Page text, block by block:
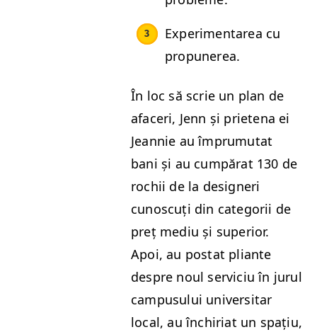
Exper­i­menta­rea cu
propunerea.
În loc să scrie un plan de
afac­eri, Jenn și pri­ete­na ei
Jean­nie au împru­mu­tat
bani și au cumpărat 130 de
rochii de la designeri
cunoscuți din cat­e­gorii de
preț mediu și supe­ri­or.
Apoi, au postat pli­ante
despre noul ser­vi­ciu în jurul
cam­pusu­lui uni­ver­si­tar
local, au închiri­at un spațiu,